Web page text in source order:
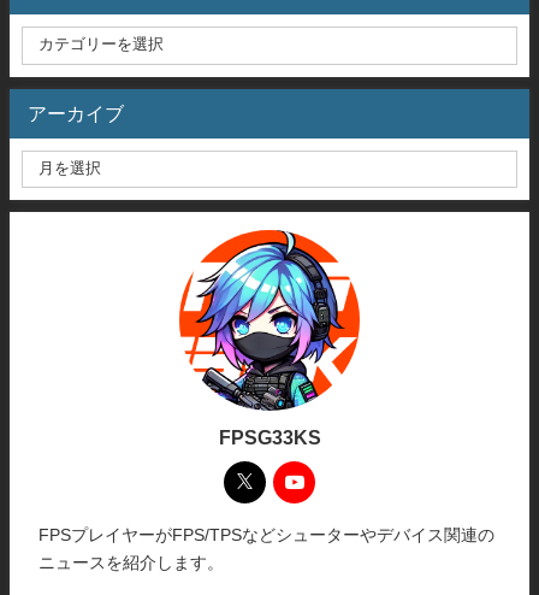
アーカイブ
FPSG33KS
FPSプレイヤーがFPS/TPSなどシューターやデバイス関連の
ニュースを紹介します。